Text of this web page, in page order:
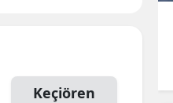
Keçiören